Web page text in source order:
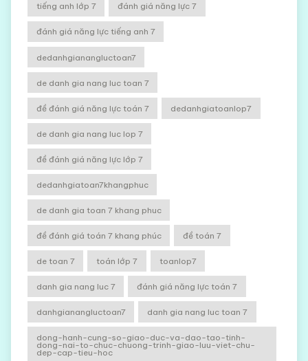
tiếng anh lớp 7 đánh giá năng lực 7
đánh giá năng lực tiếng anh 7
dedanhgianangluctoan7
de danh gia nang luc toan 7
đề đánh giá năng lực toán 7 dedanhgiatoanlop7
de danh gia nang luc lop 7
đề đánh giá năng lực lớp 7
dedanhgiatoan7khangphuc
de danh gia toan 7 khang phuc
đề đánh giá toán 7 khang phúc đề toán 7
de toan 7 toán lớp 7 toanlop7
danh gia nang luc 7 đánh giá năng lực toán 7
danhgianangluctoan7 danh gia nang luc toan 7
dong-hanh-cung-so-giao-duc-va-dao-tao-tinh-
dong-nai-to-chuc-chuong-trinh-giao-luu-viet-chu-
dep-cap-tieu-hoc